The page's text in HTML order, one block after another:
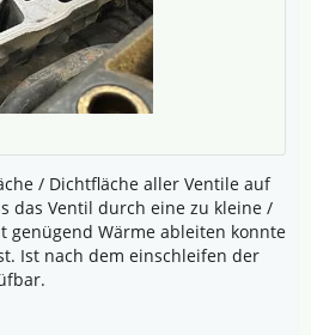
/ Dichtfläche aller Ventile auf
das Ventil durch eine zu kleine /
genügend Wärme ableiten konnte
Ist nach dem einschleifen der